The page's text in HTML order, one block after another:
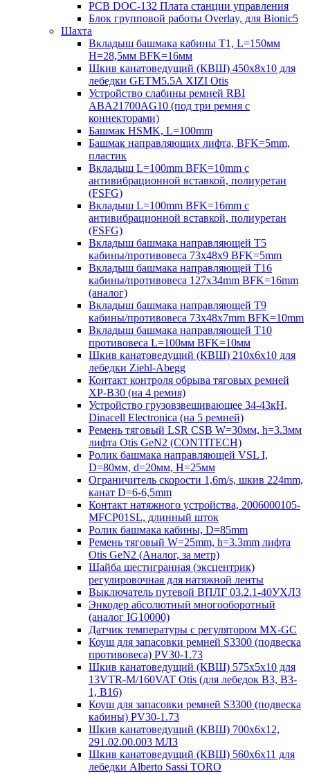
PCB DOC-132 Плата станции управления
Блок групповой работы Overlay, для Bionic5
Шахта
Вкладыш башмака кабины T1, L=150мм
H=28,5мм BFK=16мм
Шкив канатоведущий (КВШ) 450х8х10 для
лебедки GETM5.5A XIZI Otis
Устройство слабины ремней RBI
ABA21700AG10 (под три ремня с
коннекторами)
Башмак HSMK, L=100mm
Башмак направляющих лифта, BFK=5mm,
пластик
Вкладыш L=100mm BFK=10mm с
антивибрационной вставкой, полиуретан
(FSFG)
Вкладыш L=100mm BFK=16mm с
антивибрационной вставкой, полиуретан
(FSFG)
Вкладыш башмака направляющей T5
кабины/противовеса 73х48х9 BFK=5mm
Вкладыш башмака направляющей T16
кабины/противовеса 127х34mm BFK=16mm
(аналог)
Вкладыш башмака направляющей T9
кабины/противовеса 73х48х7mm BFK=10mm
Вкладыш башмака направляющей T10
противовеса L=100мм BFK=10мм
Шкив канатоведущий (КВШ) 210х6х10 для
лебедки Ziehl-Abegg
Контакт контроля обрыва тяговых ремней
XP-B30 (на 4 ремня)
Устройство грузовзвешивающее 34-43кН,
Dinacell Electronica (на 5 ремней)
Ремень тяговый LSR CSB W=30мм, h=3.3мм
лифта Otis GeN2 (CONTITECH)
Ролик башмака направляющей VSL I,
D=80мм, d=20мм, H=25мм
Ограничитель скорости 1,6m/s, шкив 224mm,
канат D=6-6,5mm
Контакт натяжного устройства, 2006000105-
MFCP01SL, длинный шток
Ролик башмака кабины, D=85mm
Ремень тяговый W=25mm, h=3.3mm лифта
Otis GeN2 (Аналог, за метр)
Шайба шестигранная (эксцентрик)
регулировочная для натяжной ленты
Выключатель путевой ВПЛГ 03.2.1-40УХЛ3
Энкодер абсолютный многооборотный
(аналог IG10000)
Датчик температуры с регулятором MX-GC
Коуш для запасовки ремней S3300 (подвеска
противовеса) PV30-1.73
Шкив канатоведущий (КВШ) 575х5х10 для
13VTR-M/160VAT Otis (для лебедок B3, B3-
1, B16)
Коуш для запасовки ремней S3300 (подвеска
кабины) PV30-1.73
Шкив канатоведущий (КВШ) 700х6х12,
291.02.00.003 МЛЗ
Шкив канатоведущий (КВШ) 560х6х11 для
лебедки Alberto Sassi TORO